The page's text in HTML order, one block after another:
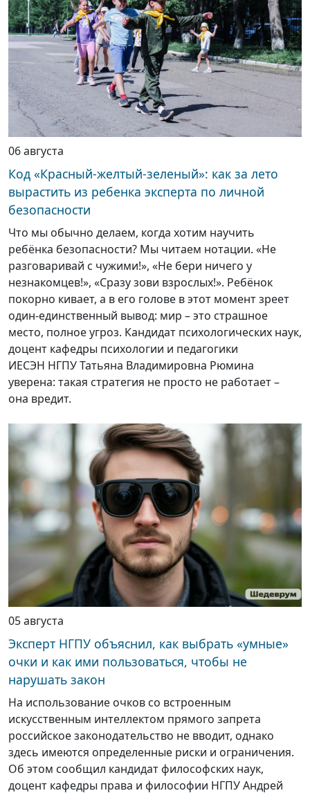
06 августа
Код «Красный-желтый-зеленый»: как за лето
вырастить из ребенка эксперта по личной
безопасности
Что мы обычно делаем, когда хотим научить
ребёнка безопасности? Мы читаем нотации. «Не
разговаривай с чужими!», «Не бери ничего у
незнакомцев!», «Сразу зови взрослых!». Ребёнок
покорно кивает, а в его голове в этот момент зреет
один-единственный вывод: мир – это страшное
место, полное угроз. Кандидат психологических наук,
доцент кафедры психологии и педагогики
ИЕСЭН НГПУ Татьяна Владимировна Рюмина
уверена: такая стратегия не просто не работает –
она вредит.
05 августа
Эксперт НГПУ объяснил, как выбрать «умные»
очки и как ими пользоваться, чтобы не
нарушать закон
На использование очков со встроенным
искусственным интеллектом прямого запрета
российское законодательство не вводит, однако
здесь имеются определенные риски и ограничения.
Об этом сообщил кандидат философских наук,
доцент кафедры права и философии НГПУ Андрей